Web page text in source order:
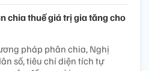
chia thuế giá trị gia tăng cho
pháp phân chia, Nghị
số, tiêu chí diện tích tự